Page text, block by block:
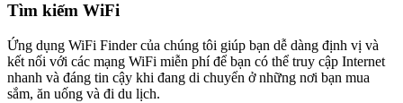
Tìm kiếm WiFi
Ứng dụng WiFi Finder của chúng tôi giúp bạn dễ dàng định vị và
kết nối với các mạng WiFi miễn phí để bạn có thể truy cập Internet
nhanh và đáng tin cậy khi đang di chuyển ở những nơi bạn mua
sắm, ăn uống và đi du lịch.